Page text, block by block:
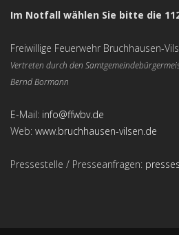
Im Notfall wählen Sie bitte die
Freiwillige Feuerwehr Bruchhausen-
Vertreten durch den
Bernd Bormann
E-Mail: info@ffwbv.de
Web: www.bruchhausen-vilsen.de
Pressestelle / Presseanfragen: